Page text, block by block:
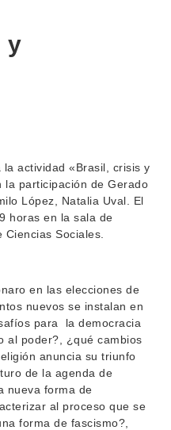
y
actividad «Brasil, crisis y
la participación de Gerado
López, Natalia Uval. El
horas en la sala de
Sociales.
en las elecciones de
nuevos se instalan en
para la democracia
al poder?, ¿qué cambios
anuncia su triunfo
de la agenda de
nueva forma de
al proceso que se
forma de fascismo?,